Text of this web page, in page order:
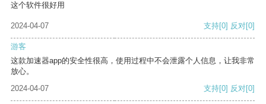
这个软件很好用
2024-04-07 支持[0] 反对[0]
游客
这款加速器app的安全性很高，使用过程中不会泄露个人信息，让我非常
放心。
2024-04-07
支持[0] 反对[0]